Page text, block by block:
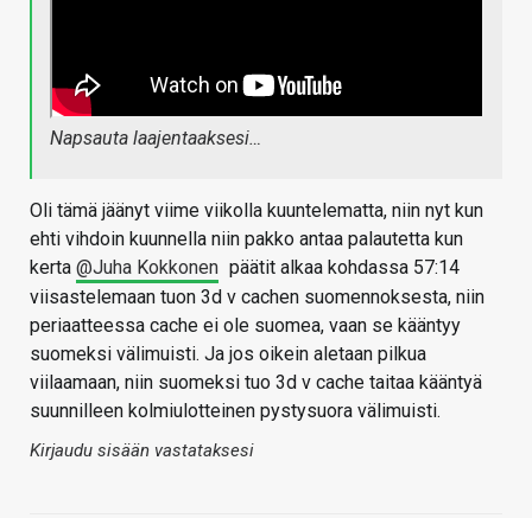
Napsauta laajentaaksesi…
Oli tämä jäänyt viime viikolla kuuntelematta, niin nyt kun
ehti vihdoin kuunnella niin pakko antaa palautetta kun
kerta @Juha Kokkonen päätit alkaa kohdassa 57:14
viisastelemaan tuon 3d v cachen suomennoksesta, niin
periaatteessa cache ei ole suomea, vaan se kääntyy
suomeksi välimuisti. Ja jos oikein aletaan pilkua
viilaamaan, niin suomeksi tuo 3d v cache taitaa kääntyä
suunnilleen kolmiulotteinen pystysuora välimuisti.
Kirjaudu sisään vastataksesi